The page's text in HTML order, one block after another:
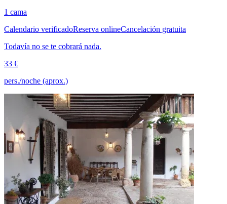
1 cama
Calendario verificadoReserva onlineCancelación gratuita
Todavía no se te cobrará nada.
33 €
pers./noche (aprox.)